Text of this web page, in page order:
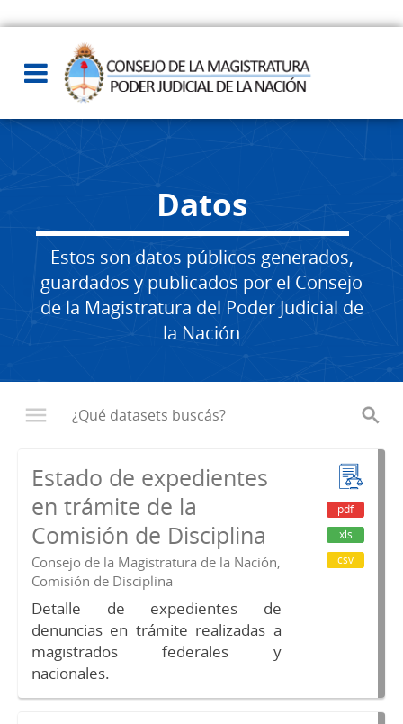
Datos
Estos son datos públicos generados,
guardados y publicados por el Consejo
de la Magistratura del Poder Judicial de
la Nación
Estado de expedientes
en trámite de la
Comisión de Disciplina
Consejo de la Magistratura de la Nación,
Comisión de Disciplina
Detalle de expedientes de
denuncias en trámite realizadas a
magistrados federales y
nacionales.
pdf
xls
csv